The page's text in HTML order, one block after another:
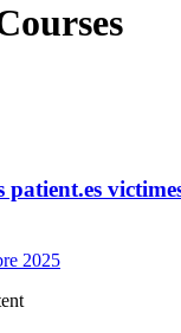
patient.es
2025